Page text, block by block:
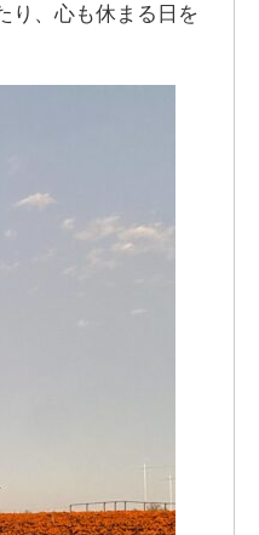
り、心も休まる日を